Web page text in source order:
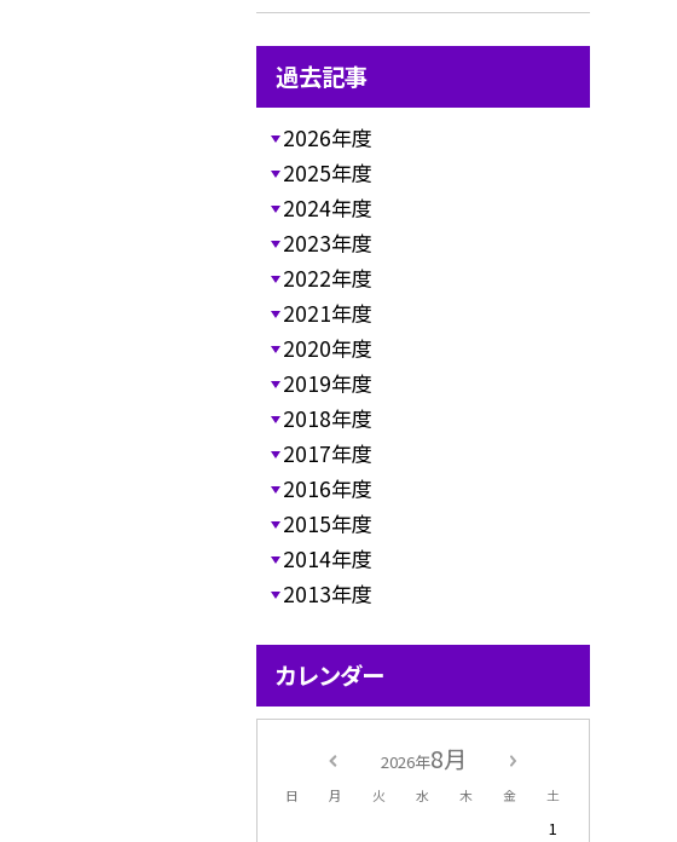
過去記事
2026年度
2025年度
2024年度
2023年度
2022年度
2021年度
2020年度
2019年度
2018年度
2017年度
2016年度
2015年度
2014年度
2013年度
カレンダー
2026年8月
日 月 火 水 木 金 土
1